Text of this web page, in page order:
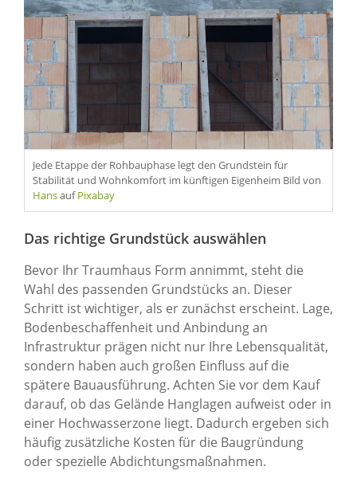
Jede Etappe der Rohbauphase legt den Grundstein für
Stabilität und Wohnkomfort im künftigen Eigenheim Bild von
HansaufPixabay
Das richtige Grundstück auswählen
Bevor Ihr Traumhaus Form annimmt, steht die
Wahl des passenden Grundstücks an. Dieser
Schritt ist wichtiger, als er zunächst erscheint. Lage,
Bodenbeschaffenheit und Anbindung an
Infrastruktur prägen nicht nur Ihre Lebensqualität,
sondern haben auch großen Einfluss auf die
spätere Bauausführung. Achten Sie vor dem Kauf
darauf, ob das Gelände Hanglagen aufweist oder in
einer Hochwasserzone liegt. Dadurch ergeben sich
häufig zusätzliche Kosten für die Baugründung
oder spezielle Abdichtungsmaßnahmen.